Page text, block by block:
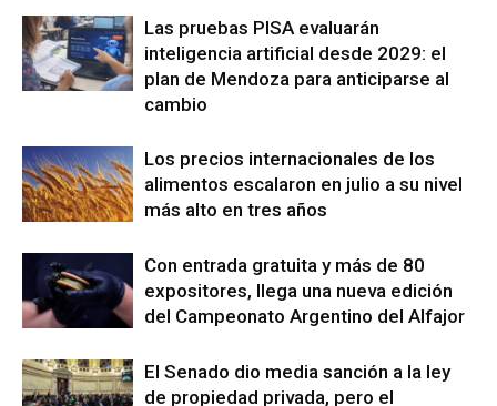
Las pruebas PISA evaluarán
inteligencia artificial desde 2029: el
plan de Mendoza para anticiparse al
cambio
Los precios internacionales de los
alimentos escalaron en julio a su nivel
más alto en tres años
Con entrada gratuita y más de 80
expositores, llega una nueva edición
del Campeonato Argentino del Alfajor
El Senado dio media sanción a la ley
de propiedad privada, pero el